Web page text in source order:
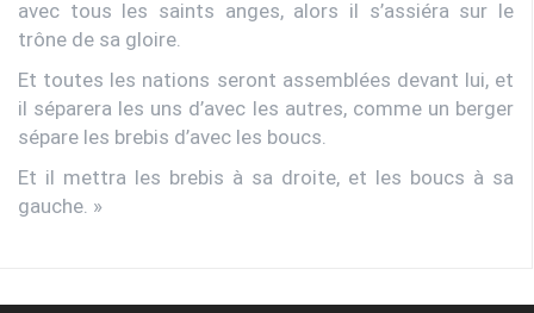
avec tous les saints anges, alors il s’assiéra sur le
trône de sa gloire.
Et toutes les nations seront assemblées devant lui, et
il séparera les uns d’avec les autres, comme un berger
sépare les brebis d’avec les boucs.
Et il mettra les brebis à sa droite, et les boucs à sa
gauche. »